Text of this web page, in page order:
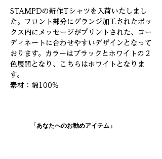
STAMPDの新作Tシャツを入荷いたしまし
た。フロント部分にグランジ加工されたボッ
クス内にメッセージがプリントされた、コー
ディネートに合わせやすいデザインとなって
おります。カラーはブラックとホワイトの２
色展開となり、こちらはホワイトとなりま
す。
素材：綿100%
「あなたへのお勧めアイテム」